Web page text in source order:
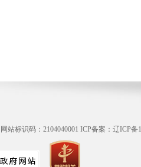
站标识码：2104040001 ICP备案：辽ICP备